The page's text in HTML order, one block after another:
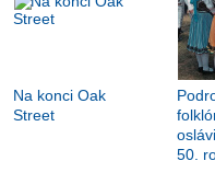
Na konci Oak
Street
50.